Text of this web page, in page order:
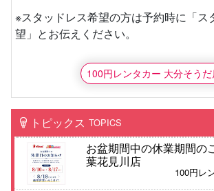
※スタッドレス希望の方は予約時に「ス
望」とお伝えください。
100円レンタカー 大分そう
トピックス TOPICS
お盆期間中の休業期間の
葉花見川店
100円レ